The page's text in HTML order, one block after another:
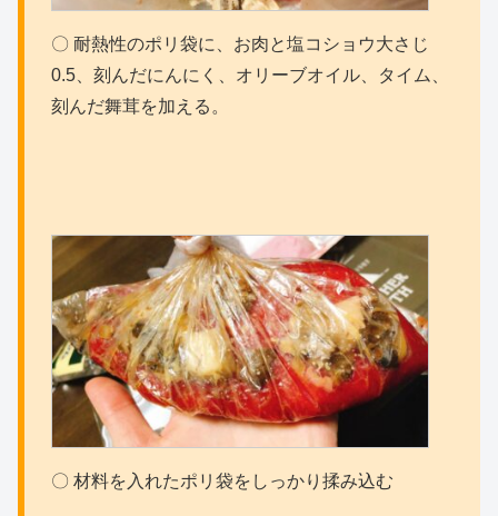
〇 耐熱性のポリ袋に、お肉と塩コショウ大さじ
0.5、刻んだにんにく、オリーブオイル、タイム、
刻んだ舞茸を加える。
〇 材料を入れたポリ袋をしっかり揉み込む